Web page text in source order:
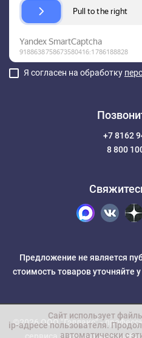
Я согласен на обработку
+7 8162
8 800
Предложение не является
стоимость товаров уточняйте
©2026 ООО "Гэллакс" -
Сайт использует
ip-адресе пользователя.
автоматически с